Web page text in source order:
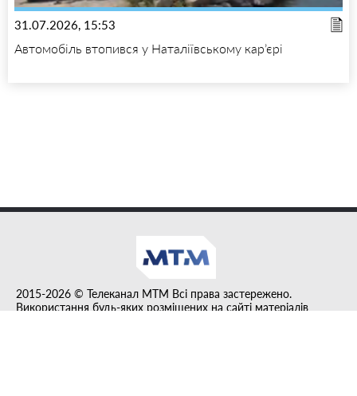
31.07.2026, 15:53
Автомобіль втопився у Наталіївському кар’єрі
2015-2026 © Телеканал MTM Всі права застережено.
Використання будь-яких розміщених на сайті матеріалів